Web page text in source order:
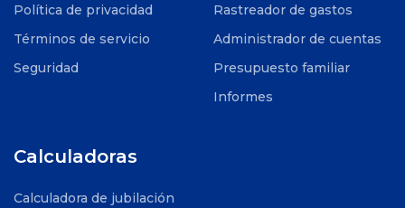
Política de privacidad
Términos de servicio
Seguridad
Rastreador de gastos
Administrador de cuentas
Presupuesto familiar
Informes
Calculadoras
Calculadora de jubilación